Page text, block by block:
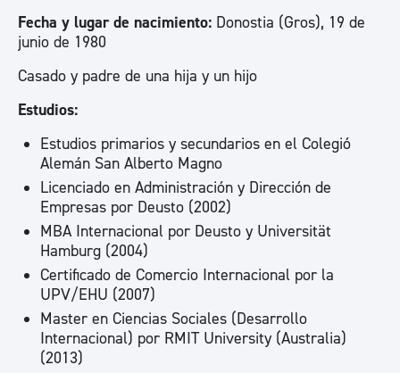
Fecha y lugar de nacimiento: Donostia (Gros), 19 de
junio de 1980
Casado y padre de una hija y un hijo
Estudios:
Estudios primarios y secundarios en el Colegió
Alemán San Alberto Magno
Licenciado en Administración y Dirección de
Empresas por Deusto (2002)
MBA Internacional por Deusto y Universität
Hamburg (2004)
Certificado de Comercio Internacional por la
UPV/EHU (2007)
Master en Ciencias Sociales (Desarrollo
Internacional) por RMIT University (Australia)
(2013)